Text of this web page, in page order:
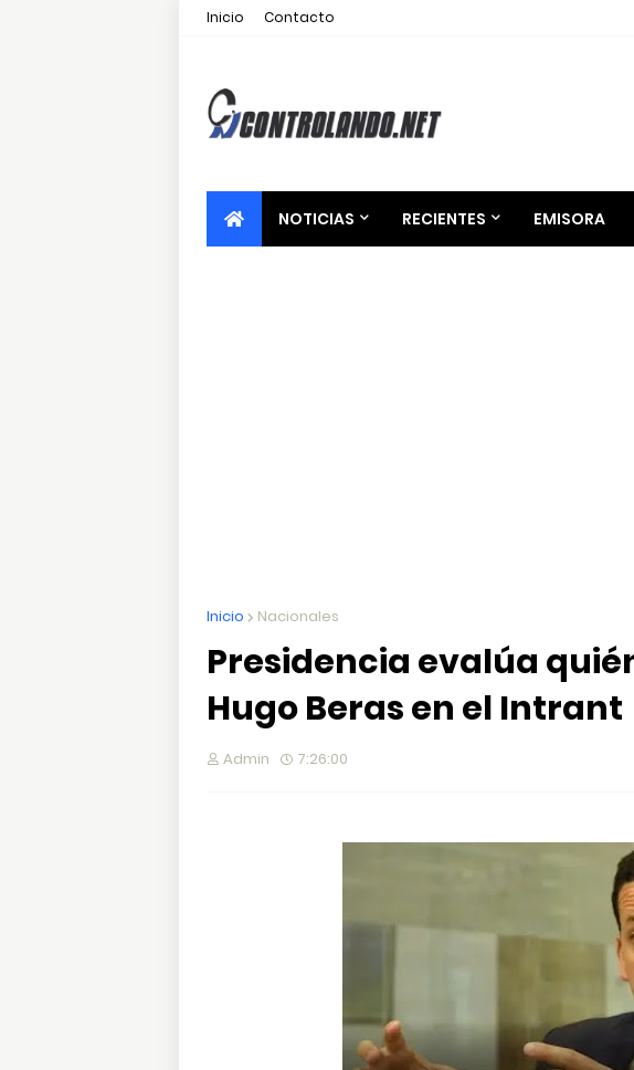
Inicio Contacto
NOTICIAS RECIENTES EMISORA
Inicio Nacionales
Presidencia evalúa
Hugo Beras en el Intrant
Admin 7:26:00